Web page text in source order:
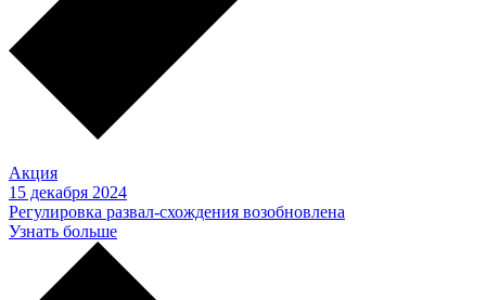
Акция
15 декабря 2024
Регулировка развал-схождения возобновлена
Узнать больше